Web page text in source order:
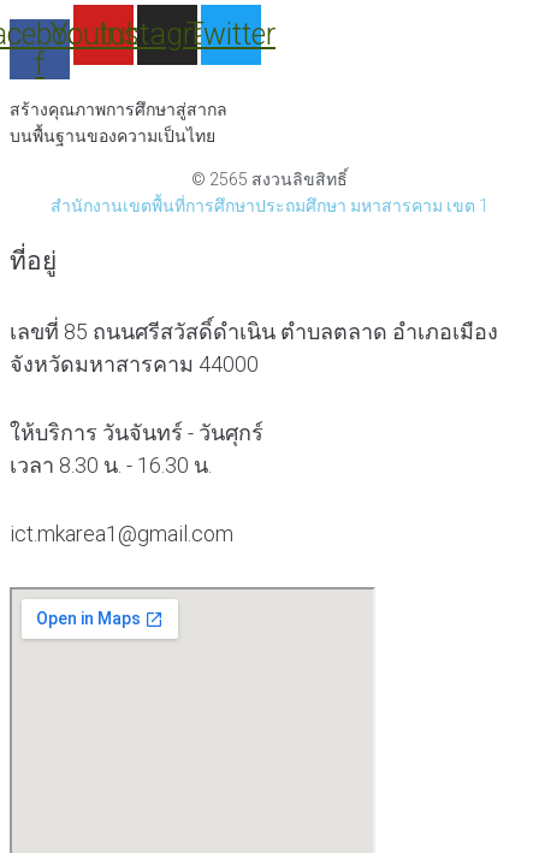
f
Youtube
Instagram
Twitter
สร้างคุณภาพการศึกษาสู่สากล
บนพื้นฐานของความเป็นไทย
© 2565 สงวนลิขสิทธิ์
สำนักงานเขตพื้นที่การศึกษาประถมศึกษา มหาสารคาม เขต 1
ที่อยู่
เลขที่ 85 ถนนศรีสวัสดิ์ดำเนิน ตำบลตลาด อำเภอเมือง
จังหวัดมหาสารคาม 44000
ให้บริการ วันจันทร์ - วันศุกร์
เวลา 8.30 น. - 16.30 น.
ict.mkarea1@gmail.com